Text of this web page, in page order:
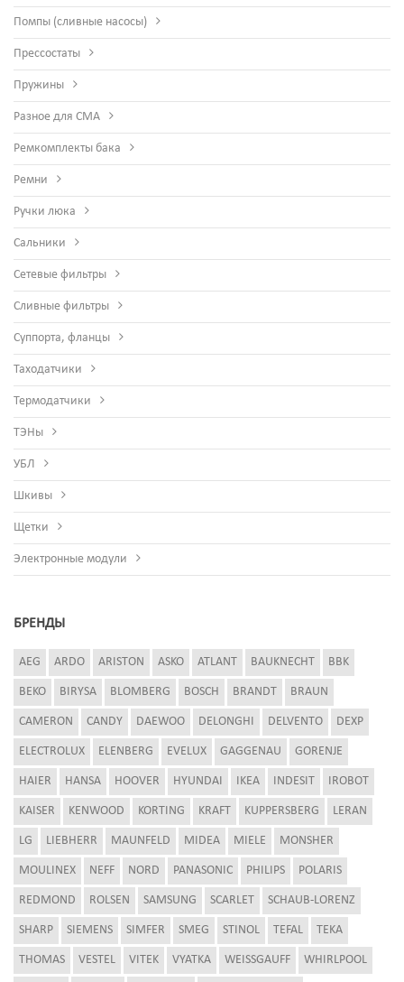
Помпы (сливные насосы)
Прессостаты
Пружины
Разное для СМА
Ремкомплекты бака
Ремни
Ручки люка
Сальники
Сетевые фильтры
Сливные фильтры
Суппорта, фланцы
Таходатчики
Термодатчики
ТЭНы
УБЛ
Шкивы
Щетки
Электронные модули
БРЕНДЫ
AEG ARDO ARISTON ASKO ATLANT BAUKNECHT BBK
BEKO BIRYSA BLOMBERG BOSCH BRANDT BRAUN
CAMERON CANDY DAEWOO DELONGHI DELVENTO DEXP
ELECTROLUX ELENBERG EVELUX GAGGENAU GORENJE
HAIER HANSA HOOVER HYUNDAI IKEA INDESIT IROBOT
KAISER KENWOOD KORTING KRAFT KUPPERSBERG LERAN
LG LIEBHERR MAUNFELD MIDEA MIELE MONSHER
MOULINEX NEFF NORD PANASONIC PHILIPS POLARIS
REDMOND ROLSEN SAMSUNG SCARLET SCHAUB-LORENZ
SHARP SIEMENS SIMFER SMEG STINOL TEFAL TEKA
THOMAS VESTEL VITEK VYATKA WEISSGAUFF WHIRLPOOL